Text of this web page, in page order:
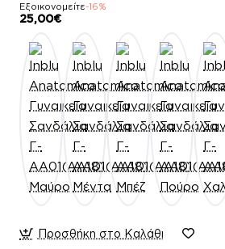
Εξοικονομείτε-16%
25,00€
Προσθήκη στο Καλάθι